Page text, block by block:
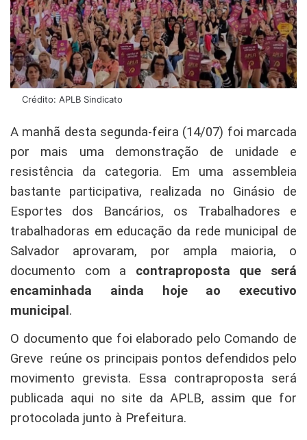
Crédito: APLB Sindicato
A manhã desta segunda-feira (14/07) foi marcada
por mais uma demonstração de unidade e
resistência da categoria. Em uma assembleia
bastante participativa, realizada no Ginásio de
Esportes dos Bancários, os Trabalhadores e
trabalhadoras em educação da rede municipal de
Salvador aprovaram, por ampla maioria, o
documento com a contraproposta que será
encaminhada ainda hoje ao executivo
municipal .
O documento que foi elaborado pelo Comando de
Greve reúne os principais pontos defendidos pelo
movimento grevista. Essa contraproposta será
publicada aqui no site da APLB, assim que for
protocolada junto à Prefeitura.